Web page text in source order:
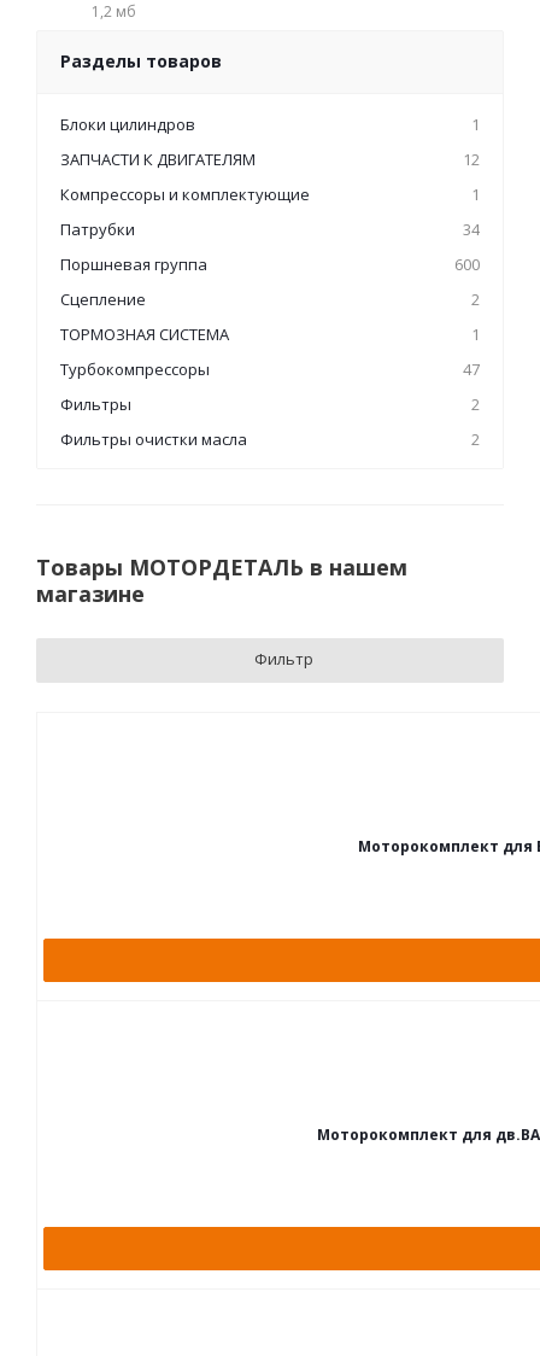
1,2 мб
Разделы товаров
Блоки цилиндров
1
ЗАПЧАСТИ К ДВИГАТЕЛЯМ
12
Компрессоры и комплектующие
1
Патрубки
34
Поршневая группа
600
Сцепление
2
ТОРМОЗНАЯ СИСТЕМА
1
Турбокомпрессоры
47
Фильтры
2
Фильтры очистки масла
2
Товары МОТОРДЕТАЛЬ в нашем
магазине
Фильтр
Моторокомплект для
Моторокомплект для